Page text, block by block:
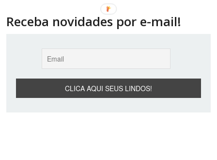
Receba novidades por e-mail!